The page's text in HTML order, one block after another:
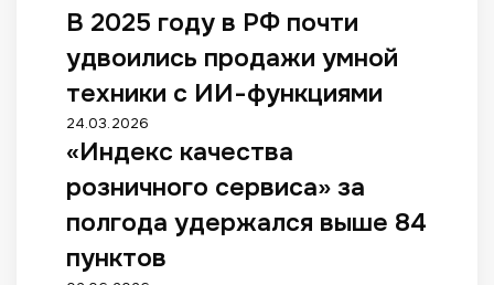
в
л
и
и
м
е
и
т
ь
ш
е
н
е
к
а
с
о
о
й
с
к
и
й
д
а
н
е
2
2
5
о
д
у
в
Р
Ф
п
В 2025 году в РФ почти
удвоились продажи умной
техники с ИИ-функциями
«
И
д
е
с
24.03.2026
«Индекс качества
розничного сервиса» за
полгода удержался выше 84
пунктов